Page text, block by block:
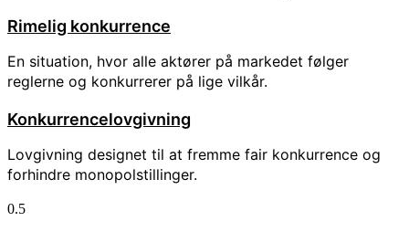
Rimelig konkurrence
En situation, hvor alle aktører på markedet følger
reglerne og konkurrerer på lige vilkår.
Konkurrencelovgivning
Lovgivning designet til at fremme fair konkurrence og
forhindre monopolstillinger.